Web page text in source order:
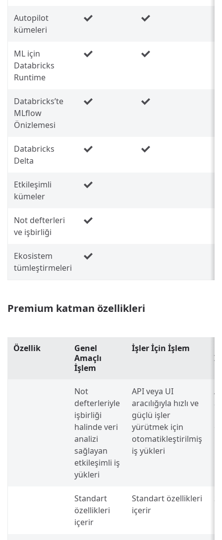
Autopilot
kümeleri
ML için
Databricks
Runtime
Databricks’te
MLflow
Önizlemesi
Databricks
Delta
Etkileşimli
kümeler
Not defterleri
ve işbirliği
Ekosistem
tümleştirmeleri
Premium katman özellikleri
Özellik
Genel
Amaçlı
İşlem
İşler İçin İşlem
Not
defterleriyle
işbirliği
halinde veri
analizi
sağlayan
etkileşimli iş
yükleri
API veya UI
aracılığıyla hızlı ve
güçlü işler
yürütmek için
otomatikleştirilmiş
iş yükleri
Standart
özellikleri
içerir
Standart özellikleri
içerir